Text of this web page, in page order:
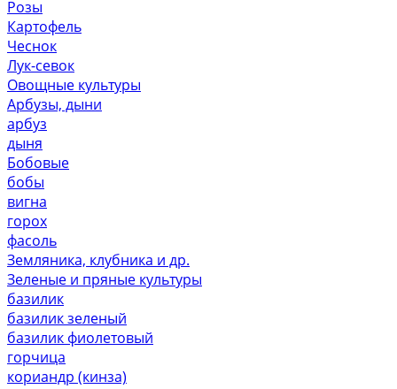
Розы
Картофель
Чеснок
Лук-севок
Овощные культуры
Арбузы, дыни
арбуз
дыня
Бобовые
бобы
вигна
горох
фасоль
Земляника, клубника и др.
Зеленые и пряные культуры
базилик
базилик зеленый
базилик фиолетовый
горчица
кориандр (кинза)